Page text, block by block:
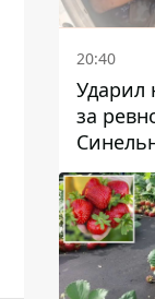
20:40
Ударил
за